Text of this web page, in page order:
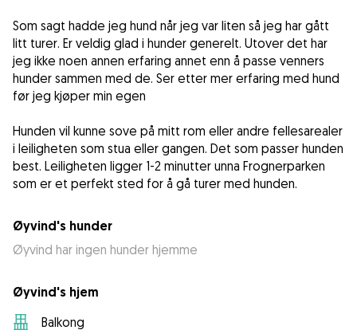
Som sagt hadde jeg hund når jeg var liten så jeg har gått
litt turer. Er veldig glad i hunder generelt. Utover det har
jeg ikke noen annen erfaring annet enn å passe venners
hunder sammen med de. Ser etter mer erfaring med hund
før jeg kjøper min egen
Hunden vil kunne sove på mitt rom eller andre fellesarealer
i leiligheten som stua eller gangen. Det som passer hunden
best. Leiligheten ligger 1-2 minutter unna Frognerparken
som er et perfekt sted for å gå turer med hunden.
Øyvind's hunder
Øyvind har ingen hunder hjemme
Øyvind's hjem
Balkong